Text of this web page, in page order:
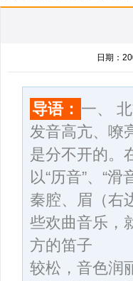
日期：
导语： 一、
发音高亢、嘹
是分不开的。
以“历音”、“
秦腔、眉（右
些欢曲音乐，
方的笛子 江
较松，音色润